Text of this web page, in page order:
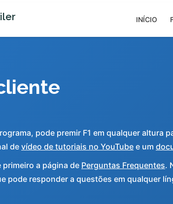
INÍCIO
pode premir F1 em qualquer altura
devídeo de tutoriais no YouTube e um
a página de Perguntas Frequentes.
pode responder a questões em qualquer